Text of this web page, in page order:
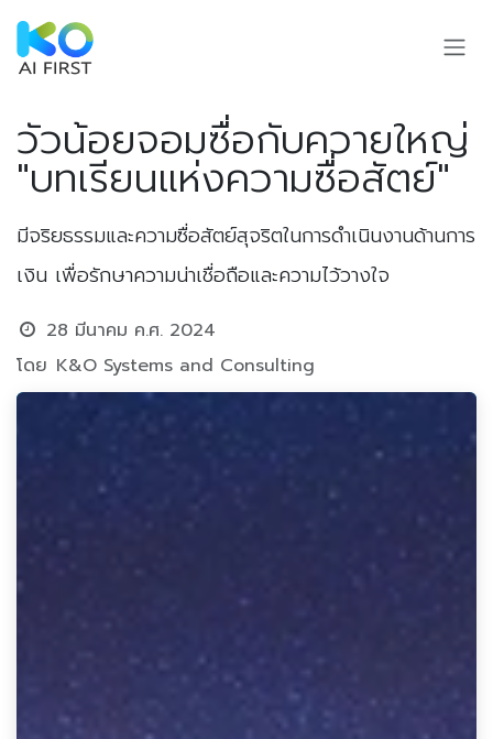
Skip to Content
วัวน้อยจอมซื่อกับควายใหญ่
"บทเรียนแห่งความซื่อสัตย์"
มีจริยธรรมและความซื่อสัตย์สุจริตในการดำเนินงานด้านการ
เงิน เพื่อรักษาความน่าเชื่อถือและความไว้วางใจ
28 มีนาคม ค.ศ. 2024
โดย K&O Systems and Consulting